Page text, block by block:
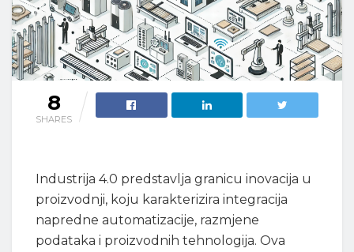
8
SHARES
Industrija 4.0 predstavlja granicu inovacija u
proizvodnji, koju karakterizira integracija
napredne automatizacije, razmjene
podataka i proizvodnih tehnologija. Ova